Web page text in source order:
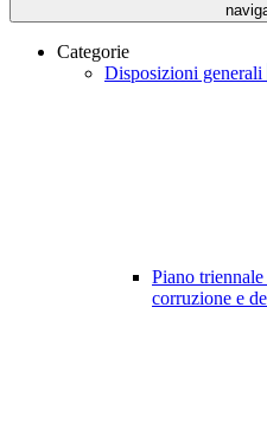
Categorie
Disposizioni generali
Piano
corruzione e